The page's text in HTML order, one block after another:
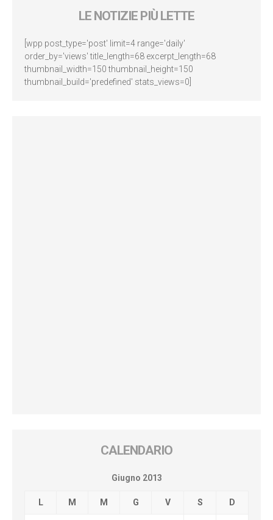
LE NOTIZIE PIÙ LETTE
[wpp post_type='post' limit=4 range='daily'
order_by='views' title_length=68 excerpt_length=68
thumbnail_width=150 thumbnail_height=150
thumbnail_build='predefined' stats_views=0]
CALENDARIO
Giugno 2013
L M M G V S D